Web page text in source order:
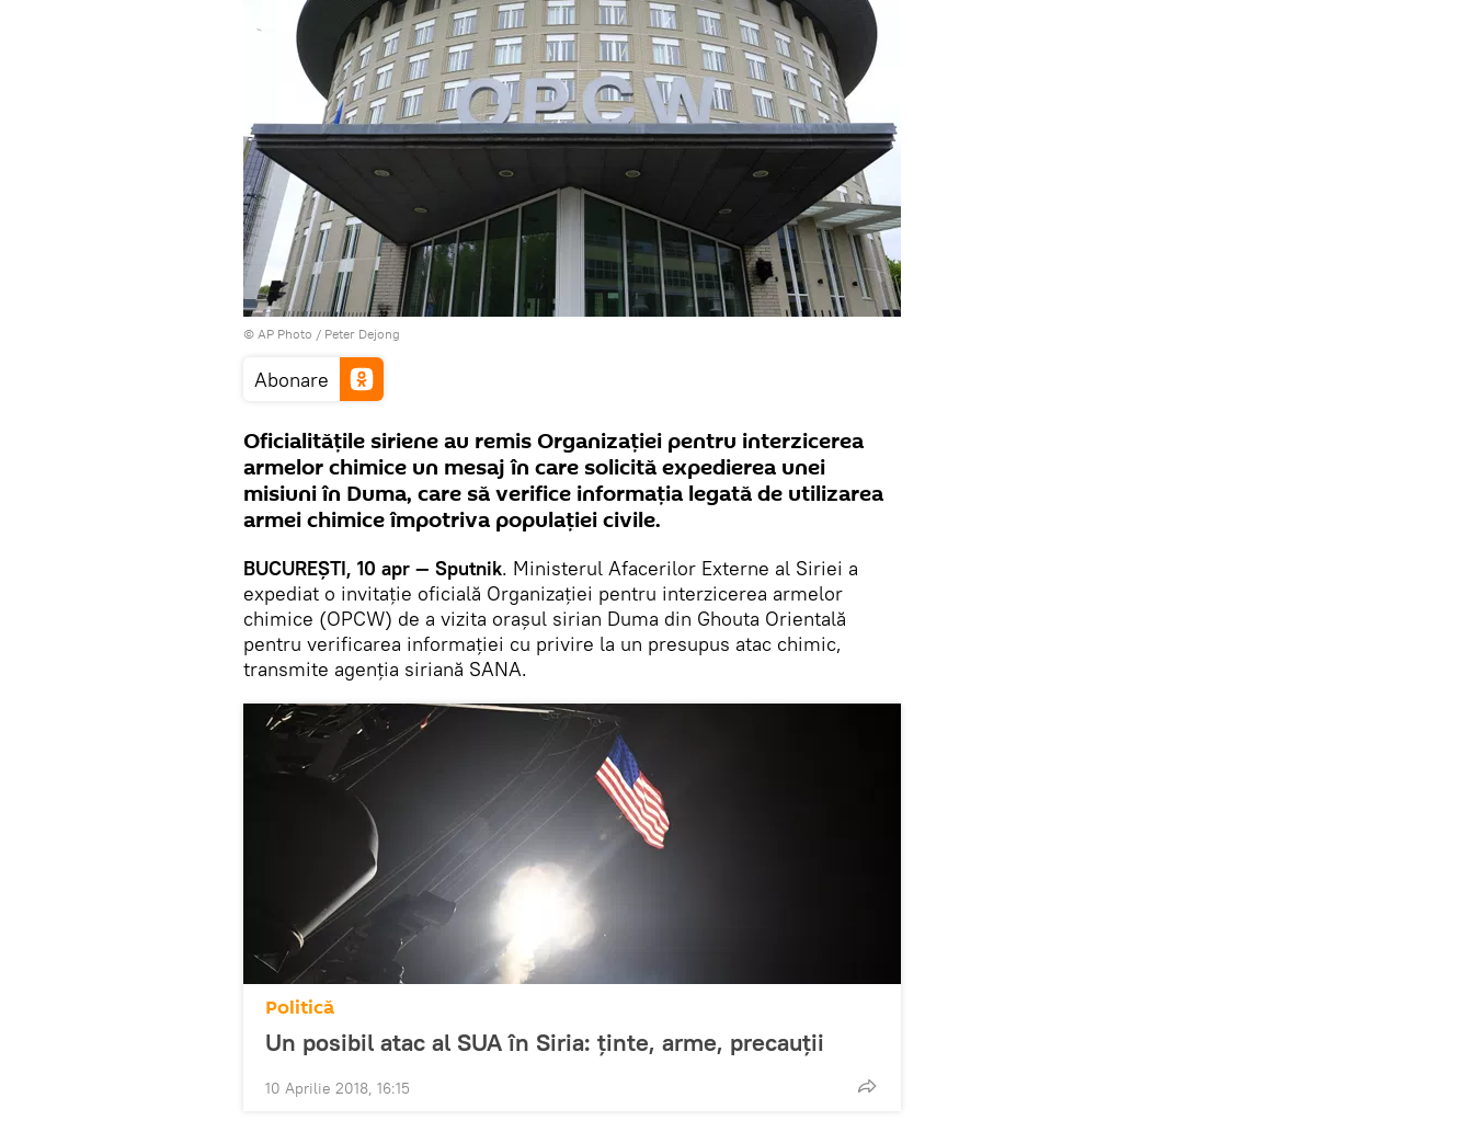
© AP Photo / Peter Dejong
Abonare
Oficialitățile siriene au remis Organizației pentru interzicerea
armelor chimice un mesaj în care solicită expedierea unei
misiuni în Duma, care să verifice informația legată de utilizarea
armei chimice împotriva populației civile.
BUCUREȘTI, 10 apr — Sputnik. Ministerul Afacerilor Externe al Siriei a
expediat o invitație oficială Organizației pentru interzicerea armelor
chimice (OPCW) de a vizita orașul sirian Duma din Ghouta Orientală
pentru verificarea informației cu privire la un presupus atac chimic,
transmite agenția siriană SANA.
Politică
Un posibil atac al SUA în Siria: ținte, arme, precauții
10 Aprilie 2018, 16:15